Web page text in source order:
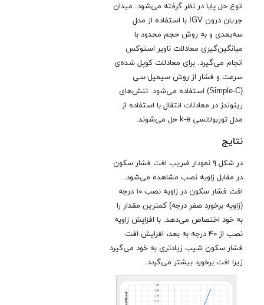
انوع حل پایا در نظر گرفته می‌شود. میدان
جریان درون IGV با استفاده از مدل
سه‌بعدی و به روش حجم محدود با
میانگین‌گیری معادلات ناویر استوکس
انجام می‌گیرد. برای معادلات کوپل شده‌ی
سرعت و فشار از روش سیمپل-‌سی
(Simple-C) استفاده می‌شود. تنش‌های
رینولدز در معادلات انتقال با استفاده از
مدل توربولانسی k-e حل می‌شوند
.
نتایج
در شکل‌ ۹ نمودار ضریب افت فشار سکون
در مقابل زاویه نصب مشاهده می‌شود.
افت فشار سکون در زاویه نصب ۱۰ درجه
(زاویه برخورد صفر درجه) کمترین مقدار را
به خود اختصاص می‌دهد. با افزایش زاویه
نصب از ۴۰ درجه به بعد، افزایش افت
فشار سکون شیب زیادتری به خود می‌گیرد
زیرا افت برخورد بیشتر می‌گردد.